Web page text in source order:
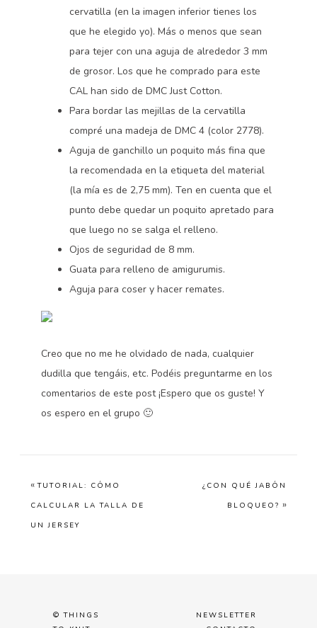
cervatilla (en la imagen inferior tienes los
que he elegido yo). Más o menos que sean
para tejer con una aguja de alrededor 3 mm
de grosor. Los que he comprado para este
CAL han sido de DMC Just Cotton.
Para bordar las mejillas de la cervatilla
compré una madeja de DMC 4 (color 2778).
Aguja de ganchillo un poquito más fina que
la recomendada en la etiqueta del material
(la mía es de 2,75 mm). Ten en cuenta que el
punto debe quedar un poquito apretado para
que luego no se salga el relleno.
Ojos de seguridad de 8 mm.
Guata para relleno de amigurumis.
Aguja para coser y hacer remates.
Creo que no me he olvidado de nada, cualquier
dudilla que tengáis, etc. Podéis preguntarme en los
comentarios de este post ¡Espero que os guste! Y
os espero en el grupo 🙂
«TUTORIAL: CÓMO
CALCULAR LA TALLA DE
UN JERSEY
¿CON QUÉ JABÓN
BLOQUEO? »
© THINGS
NEWSLETTER